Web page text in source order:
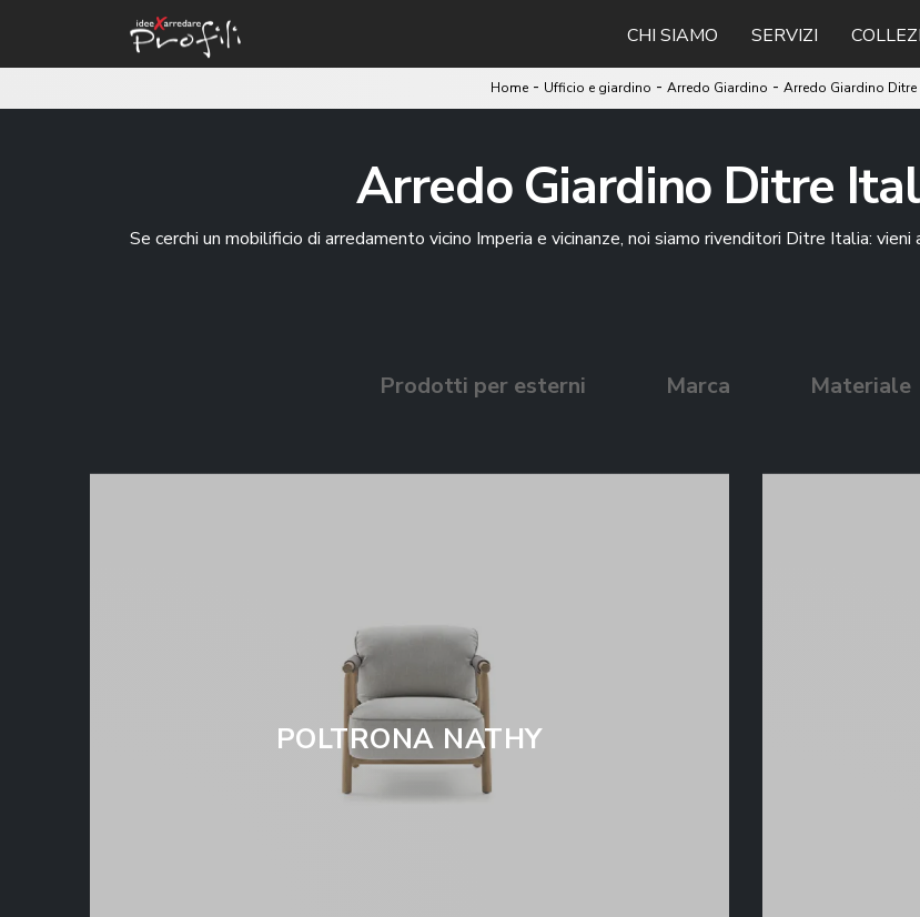
CHI SIAMO SERVIZI
Home - Ufficio e giardino - Arredo Giardino - Arredo Giardino
Arredo Giardino Ditre
Se cerchi un mobilificio di arredamento vicino Imperia e vicinanze, noi siamo rivenditori Ditre Italia:
Prodotti per esterni Marca Materiale
POLTRONA NATHY